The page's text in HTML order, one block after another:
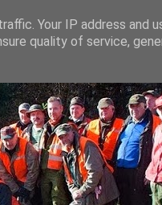
Your IP address and
quality of service,